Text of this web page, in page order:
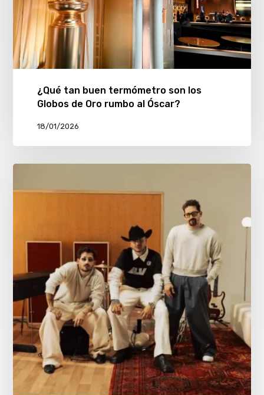
¿Qué tan buen termómetro son los
Globos de Oro rumbo al Óscar?
18/01/2026